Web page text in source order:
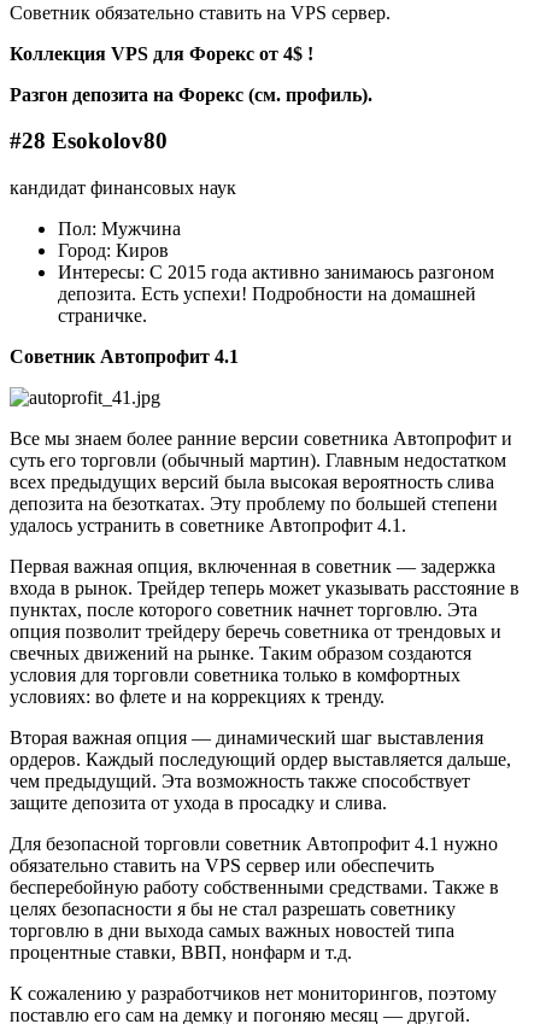
Советник обязательно ставить на VPS сервер.
Коллекция VPS для Форекс от 4$ !
Разгон депозита на Форекс (см. профиль).
#28 Esokolov80
кандидат финансовых наук
Пол: Мужчина
Город: Киров
Интересы: С 2015 года активно занимаюсь разгоном
депозита. Есть успехи! Подробности на домашней
страничке.
Советник Автопрофит 4.1
Все мы знаем более ранние версии советника Автопрофит и
суть его торговли (обычный мартин). Главным недостатком
всех предыдущих версий была высокая вероятность слива
депозита на безоткатах. Эту проблему по большей степени
удалось устранить в советнике Автопрофит 4.1.
Первая важная опция, включенная в советник — задержка
входа в рынок. Трейдер теперь может указывать расстояние в
пунктах, после которого советник начнет торговлю. Эта
опция позволит трейдеру беречь советника от трендовых и
свечных движений на рынке. Таким образом создаются
условия для торговли советника только в комфортных
условиях: во флете и на коррекциях к тренду.
Вторая важная опция — динамический шаг выставления
ордеров. Каждый последующий ордер выставляется дальше,
чем предыдущий. Эта возможность также способствует
защите депозита от ухода в просадку и слива.
Для безопасной торговли советник Автопрофит 4.1 нужно
обязательно ставить на VPS сервер или обеспечить
бесперебойную работу собственными средствами. Также в
целях безопасности я бы не стал разрешать советнику
торговлю в дни выхода самых важных новостей типа
процентные ставки, ВВП, нонфарм и т.д.
К сожалению у разработчиков нет мониторингов, поэтому
поставлю его сам на демку и погоняю месяц — другой.